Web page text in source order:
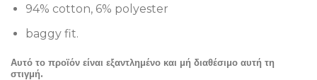
94% cotton, 6% polyester
baggy fit.
Αυτό το προϊόν είναι εξαντλημένο και μή διαθέσιμο αυτή τη
στιγμή.